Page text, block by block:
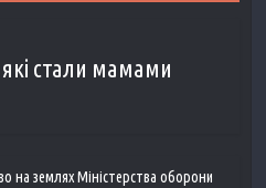
які стали мамами
на землях Міністерства оборони